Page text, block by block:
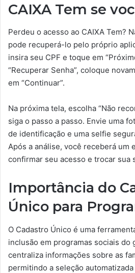
CAIXA Tem se
Perdeu o acesso ao CAIXA Tem?
pode recuperá-lo pelo próprio
insira seu CPF e toque em
“Recuperar Senha”, coloque
em “Continuar”.
Na próxima tela, escolha “Não
siga o passo a passo. Envie uma
de identificação e uma selfie
Após a análise, você receberá um
confirmar seu acesso e trocar sua
Importância do
Único para
O Cadastro Único é uma
inclusão em programas sociais do
centraliza informações sobre as
permitindo a seleção